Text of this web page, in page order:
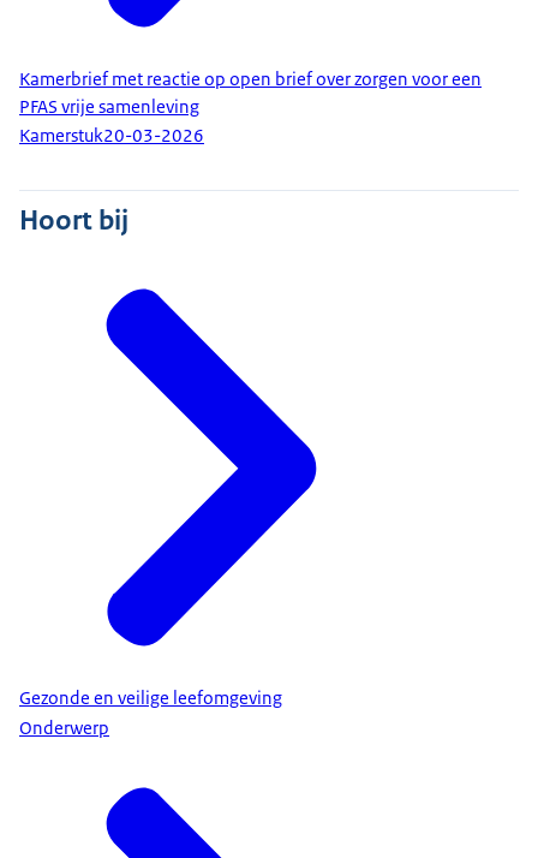
Kamerbrief met reactie op open brief over zorgen voor een
PFAS vrije samenleving
Kamerstuk20-03-2026
Hoort bij
Gezonde en veilige leefomgeving
Onderwerp